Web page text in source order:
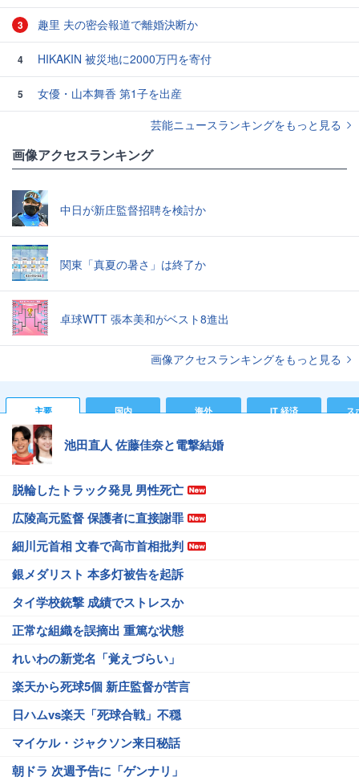
3 趣里 夫の密会報道で離婚決断か
4 HIKAKIN 被災地に2000万円を寄付
5
女優・山本舞香 第1子を出産
芸能ニュースランキングをもっと見る
画像アクセスランキング
中日が新庄監督招聘を検討か
関東「真夏の暑さ」は終了か
卓球WTT 張本美和がベスト8進出
画像アクセスランキングをもっと見る
主要 国内 海外 IT 経済 ス
池田直人 佐藤佳奈と電撃結婚
脱輪したトラック発見 男性死亡
広陵高元監督 保護者に直接謝罪
細川元首相 文春で高市首相批判
銀メダリスト 本多灯被告を起訴
タイ学校銃撃 成績でストレスか
正常な組織を誤摘出 重篤な状態
れいわの新党名「覚えづらい」
楽天から死球5個 新庄監督が苦言
日ハムvs楽天「死球合戦」不穏
マイケル・ジャクソン来日秘話
朝ドラ 次週予告に「ゲンナリ」